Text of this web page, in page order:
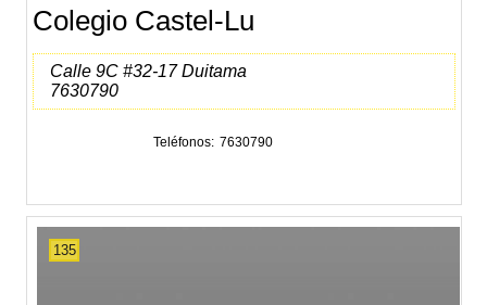
Colegio Castel-Lu
Calle 9C #32-17 Duitama
7630790
Teléfonos 7630790
135